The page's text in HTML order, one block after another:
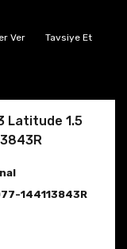
Ver Tavsiye Et
Latitude 1.5
144113843R